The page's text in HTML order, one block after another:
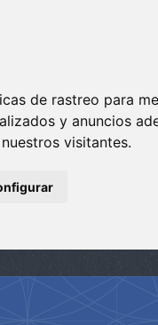
de rastreo para
y anuncios
visitantes.